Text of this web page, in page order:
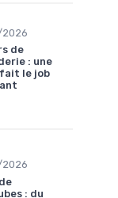
de
: une
le job
: du